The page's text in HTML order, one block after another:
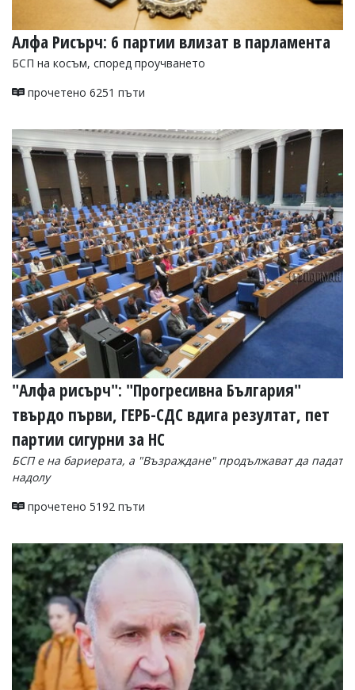
Алфа Рисърч: 6 партии влизат в парламента
БСП на косъм, според проучването
прочетено 6251 пъти
"Алфа рисърч": "Прогресивна България"
твърдо първи, ГЕРБ-СДС вдига резултат, пет
партии сигурни за НС
БСП е на бариерата, а "Възраждане" продължават да падат
надолу
прочетено 5192 пъти